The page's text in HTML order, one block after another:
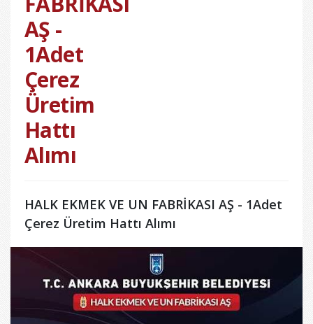
AŞ -
1Adet
Çerez
Üretim
Hattı
Alımı
HALK EKMEK VE UN FABRİKASI AŞ - 1Adet
Çerez Üretim Hattı Alımı